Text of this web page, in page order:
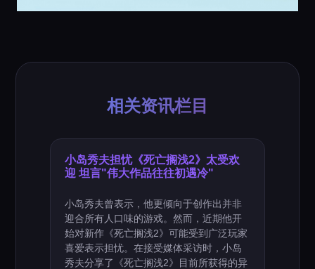
相关资讯栏目
小岛秀夫担忧《死亡搁浅2》太受欢
迎 坦言"伟大作品往往初遇冷"
小岛秀夫曾表示，他更倾向于创作出并非
迎合所有人口味的游戏。然而，近期他开
始对新作《死亡搁浅2》可能受到广泛玩家
喜爱表示担忧。在接受媒体采访时，小岛
秀夫分享了《死亡搁浅2》目前所获得的异